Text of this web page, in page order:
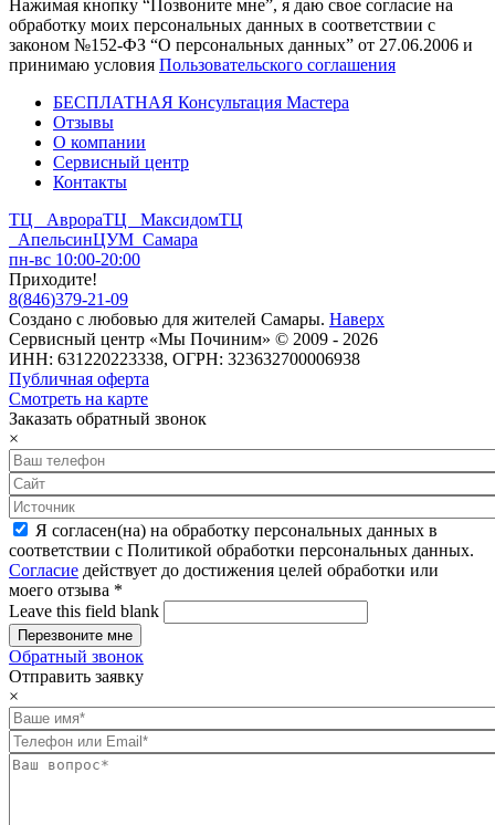
Нажимая кнопку “Позвоните мне”, я даю свое согласие на
обработку моих персональных данных в соответствии с
законом №152-ФЗ “О персональных данных” от 27.06.2006 и
принимаю условия Пользовательского соглашения
БЕСПЛАТНАЯ Консультация Мастера
Отзывы
О компании
Сервисный центр
Контакты
ТЦ АврораТЦ МаксидомТЦ
АпельсинЦУМ Самара
пн-вс 10:00-20:00
Приходите!
8(846)379-21-09
Создано с любовью для жителей Самары. Наверх
Сервисный центр «Мы Починим» © 2009 - 2026
ИНН: 631220223338, ОГРН: 323632700006938
Публичная оферта
Смотреть на карте
Заказать обратный звонок
×
Я согласен(на) на обработку персональных данных в
соответствии с Политикой обработки персональных данных.
Согласие действует до достижения целей обработки или
моего отзыва *
Leave this field blank
Обратный звонок
Отправить заявку
×